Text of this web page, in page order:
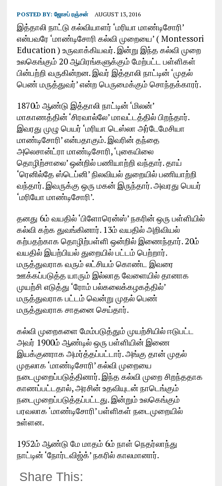
POSTED BY: ஜோசப் ரஞ்சன் AUGUST 13, 2016
இத்தாலி நாட்டு கல்வியாளர் ‘மரியா மாண்டிசோரி’
என்பவரே ‘மாண்டிசோரி கல்வி முறையை’ ( Montessori
Education ) உருவாக்கியவர். இன்று இந்த கல்வி முறை
உலகெங்கும் 20 ஆயிரங்களுக்கும் மேற்பட்ட பள்ளிகள்
பின்பற்றி வருகின்றன. இவர் இத்தாலி நாட்டின் ‘முதல்
பெண் மருத்துவர்’ என்ற பெருமைக்கும் சொந்தக்காரர்.
1870ம் ஆண்டு இத்தாலி நாட்டின் ‘மிலன்’
மாகாணத்தின் ‘சிரவால்லே’ மாவட்டத்தில் பிறந்தார்.
இவரது முழு பெயர் ‘மரியா டெஸ்லா அர்டேமேசியா
மாண்டிசோரி’ என்பதாகும். இவரின் தந்தை
அலெசான்ட்ரா மாண்டிசோரி, ‘புகையிலை
தொழிற்சாலை’ ஒன்றில் பணியாற்றி வந்தார். தாய்
‘ரெனில்தே ஸ்டெப்னி’ நிலவியல் துறையில் பணியாற்றி
வந்தார். இவருக்கு ஒரு மகன் இருந்தார். அவரது பெயர்
‘மரியோ மாண்டிசோரி’.
தனது 6ம் வயதில் ‘பிளோரென்ஸ்’ நகரின் ஒரு பள்ளியில்
கல்வி கற்க துவங்கினார். 13ம் வயதில் அறிவியல்
கற்பதற்காக தொழிற்பள்ளி ஒன்றில் இணைந்தார். 20ம்
வயதில் இயற்பியல் துறையில் பட்டம் பெற்றார்.
மருத்துவராக வரும் லட்சியம் கொண்ட இவரை
ஊக்கப்படுத்த யாரும் இல்லாத வேளையில் தானாக
முயற்சி எடுத்து ‘ரோம் பல்கலைக்கழகத்தில்’
மருத்துவராக பட்டம் வென்று முதல் பெண்
மருத்துவராக சாதனை செய்தார்.
கல்வி முறைகளை மேம்படுத்தும் முயற்சியில் ஈடுபட்ட
அவர் 1900ம் ஆண்டில் ஒரு பள்ளியின் இணை
இயக்குனராக அமர்த்தப்பட்டார். அங்கு தான் முதல்
முதலாக ‘மாண்டிசோரி’ கல்வி முறையை
நடைமுறைப்படுத்தினார். இந்த கல்வி முறை சிறந்ததாக
காணப்பட்டதால், அரசின் உதவியுடன் நாடெங்கும்
நடைமுறைப்படுத்தப்பட்டது. இன்றும் உலகெங்கும்
பரவலாக ‘மாண்டிசோரி’ பள்ளிகள் நடைமுறையில்
உள்ளன.
1952ம் ஆண்டு மே மாதம் 6ம் நாள் நெதர்லாந்து
நாட்டின் ‘நோர்டவிஜ்க்’ நகரில் காலமானார்.
Share This: